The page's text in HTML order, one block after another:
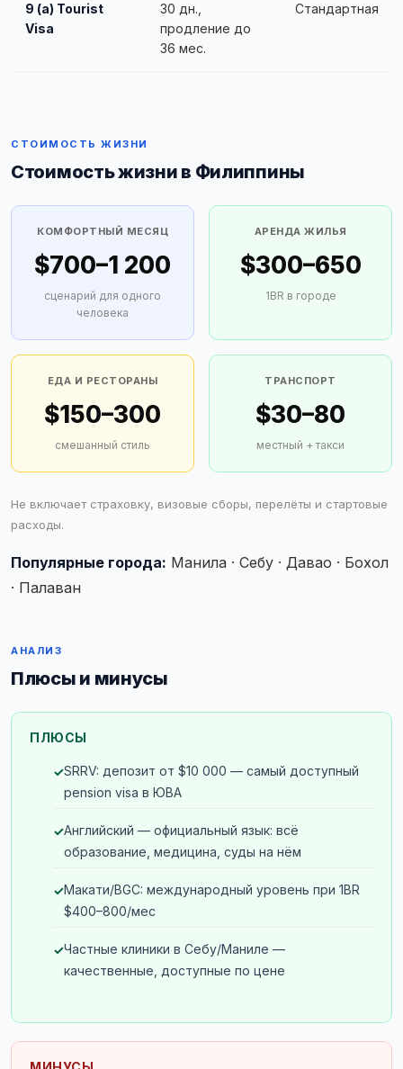
9 (a) Tourist
Visa
30 дн.,
продление до
36 мес.
Стандартная
СТОИМОСТЬ ЖИЗНИ
Стоимость жизни в Филиппины
КОМФОРТНЫЙ МЕСЯЦ
$700–1 200
сценарий для одного
человека
АРЕНДА ЖИЛЬЯ
$300–650
1BR в городе
ЕДА И РЕСТОРАНЫ
$150–300
смешанный стиль
ТРАНСПОРТ
$30–80
местный + такси
Не включает страховку, визовые сборы, перелёты и стартовые
расходы.
Популярные города: Манила · Себу · Давао · Бохол
· Палаван
АНАЛИЗ
Плюсы и минусы
ПЛЮСЫ
SRRV: депозит от $10 000 — самый доступный
pension visa в ЮВА
Английский — официальный язык: всё
образование, медицина, суды на нём
Макати/BGC: международный уровень при 1BR
$400–800/мес
Частные клиники в Себу/Маниле —
качественные, доступные по цене